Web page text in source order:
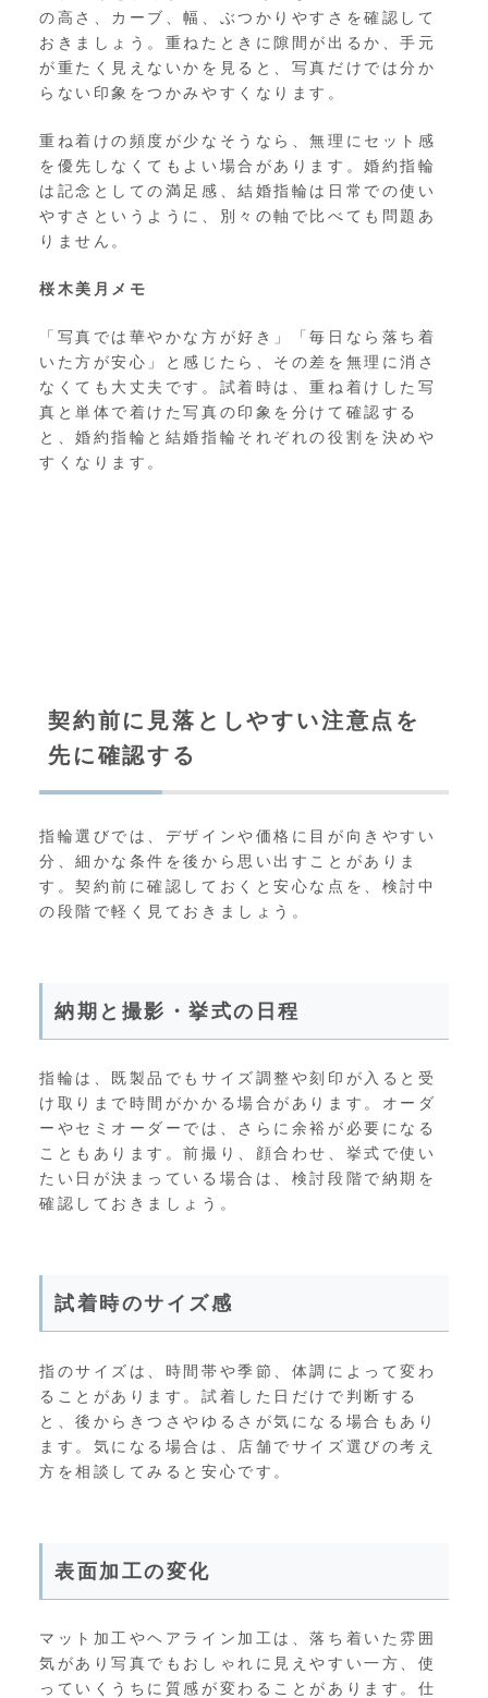
の高さ、カーブ、幅、ぶつかりやすさを確認して
おきましょう。重ねたときに隙間が出るか、手元
が重たく見えないかを見ると、写真だけでは分か
らない印象をつかみやすくなります。
重ね着けの頻度が少なそうなら、無理にセット感
を優先しなくてもよい場合があります。婚約指輪
は記念としての満足感、結婚指輪は日常での使い
やすさというように、別々の軸で比べても問題あ
りません。
桜木美月メモ
「写真では華やかな方が好き」「毎日なら落ち着
いた方が安心」と感じたら、その差を無理に消さ
なくても大丈夫です。試着時は、重ね着けした写
真と単体で着けた写真の印象を分けて確認する
と、婚約指輪と結婚指輪それぞれの役割を決めや
すくなります。
契約前に見落としやすい注意点を
先に確認する
指輪選びでは、デザインや価格に目が向きやすい
分、細かな条件を後から思い出すことがありま
す。契約前に確認しておくと安心な点を、検討中
の段階で軽く見ておきましょう。
納期と撮影・挙式の日程
指輪は、既製品でもサイズ調整や刻印が入ると受
け取りまで時間がかかる場合があります。オーダ
ーやセミオーダーでは、さらに余裕が必要になる
こともあります。前撮り、顔合わせ、挙式で使い
たい日が決まっている場合は、検討段階で納期を
確認しておきましょう。
試着時のサイズ感
指のサイズは、時間帯や季節、体調によって変わ
ることがあります。試着した日だけで判断する
と、後からきつさやゆるさが気になる場合もあり
ます。気になる場合は、店舗でサイズ選びの考え
方を相談してみると安心です。
表面加工の変化
マット加工やヘアライン加工は、落ち着いた雰囲
気があり写真でもおしゃれに見えやすい一方、使
っていくうちに質感が変わることがあります。仕